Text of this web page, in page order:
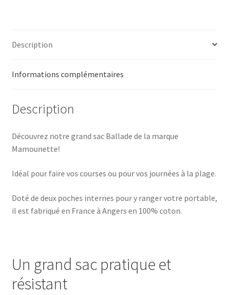
Description
Informations complémentaires
Description
Découvrez notre grand sac Ballade de la marque
Mamounette!
Idéal pour faire vos courses ou pour vos journées à la plage.
Doté de deux poches internes pour y ranger votre portable,
il est fabriqué en France à Angers en 100% coton.
Un grand sac pratique et
résistant